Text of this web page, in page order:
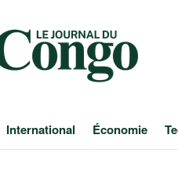
International Économie